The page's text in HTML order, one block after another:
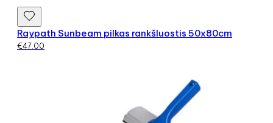
Raypath Sunbeam pilkas rankšluostis 50x80cm
€47.00